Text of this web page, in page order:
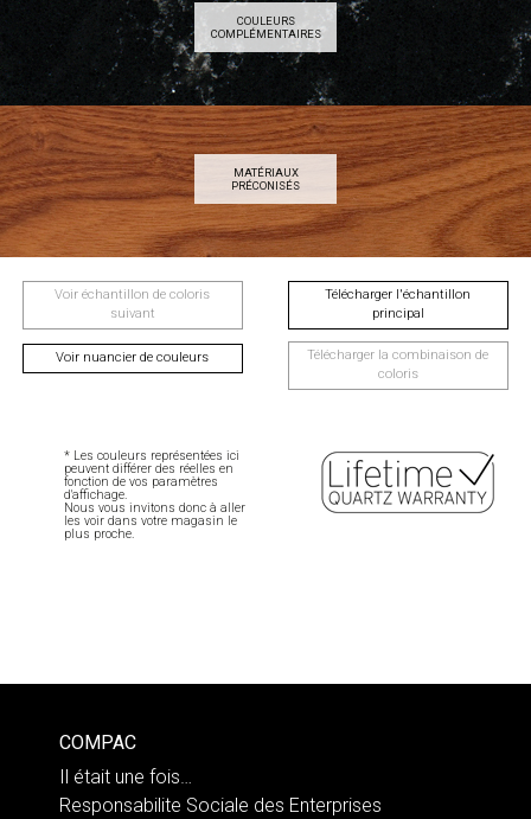
COULEURS
COMPLÉMENTAIRES
MATÉRIAUX
PRÉCONISÉS
Voir échantillon de coloris
suivant
Voir nuancier de couleurs
Télécharger l'échantillon
principal
Télécharger la combinaison de
coloris
* Les couleurs représentées ici
peuvent différer des réelles en
fonction de vos paramètres
d'affichage.
Nous vous invitons donc à aller
les voir dans votre magasin le
plus proche.
COMPAC
Il était une fois…
Responsabilite Sociale des Enterprises